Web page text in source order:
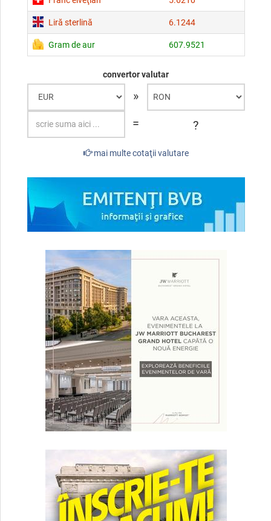
Liră sterlină 6.1244
Gram de aur 607.9521
convertor valutar
»
=
?
mai multe cotaţii valutare